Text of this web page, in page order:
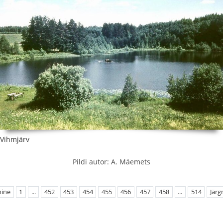
Vihmjärv
Pildi autor: A. Mäemets
1 ... 452 453 454 455 456 457 458 ... 514